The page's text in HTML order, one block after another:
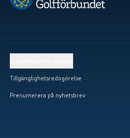
Tillgänglighetsredogörelse
Prenumerera på nyhetsbrev